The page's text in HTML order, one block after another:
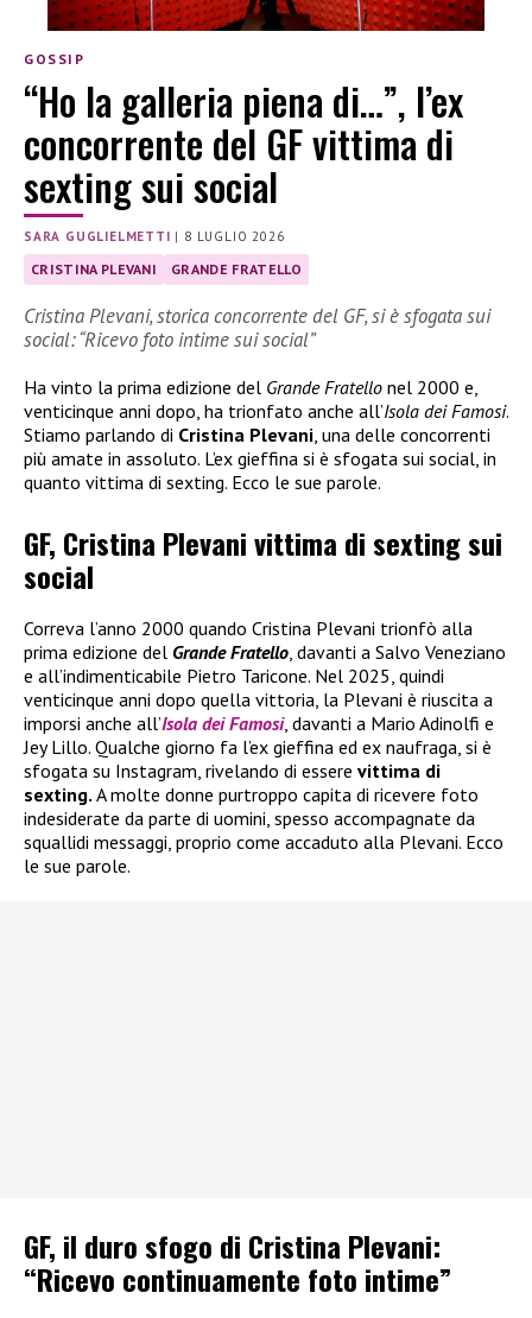
GOSSIP
“Ho la galleria piena di…”, l’ex
concorrente del GF vittima di
sexting sui social
SARA GUGLIELMETTI | 8 LUGLIO 2026
CRISTINA PLEVANI GRANDE FRATELLO
Cristina Plevani, storica concorrente del GF, si è sfogata sui
social: “Ricevo foto intime sui social”
Ha vinto la prima edizione del Grande Fratello nel 2000 e,
venticinque anni dopo, ha trionfato anche all’Isola dei Famosi.
Stiamo parlando di Cristina Plevani, una delle concorrenti
più amate in assoluto. L’ex gieffina si è sfogata sui social, in
quanto vittima di sexting. Ecco le sue parole.
GF, Cristina Plevani vittima di sexting sui
social
Correva l’anno 2000 quando Cristina Plevani trionfò alla
prima edizione del Grande Fratello , davanti a Salvo Veneziano
e all’indimenticabile Pietro Taricone. Nel 2025, quindi
venticinque anni dopo quella vittoria, la Plevani è riuscita a
imporsi anche all’Isola dei Famosi, davanti a Mario Adinolfi e
Jey Lillo. Qualche giorno fa l’ex gieffina ed ex naufraga, si è
sfogata su Instagram, rivelando di essere vittima di
sexting. A molte donne purtroppo capita di ricevere foto
indesiderate da parte di uomini, spesso accompagnate da
squallidi messaggi, proprio come accaduto alla Plevani. Ecco
le sue parole.
GF, il duro sfogo di Cristina Plevani:
“Ricevo continuamente foto intime”